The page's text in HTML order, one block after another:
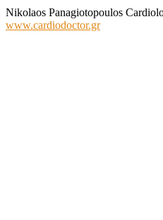
Nikolaos Panagiotopoulos
www.cardiodoctor.gr